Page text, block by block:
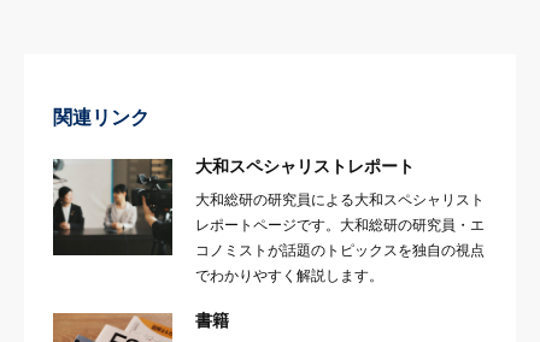
関連リンク
大和スペシャリストレポート
大和総研の研究員による大和スペシャリスト
レポートページです。大和総研の研究員・エ
コノミストが話題のトピックスを独自の視点
でわかりやすく解説します。
書籍